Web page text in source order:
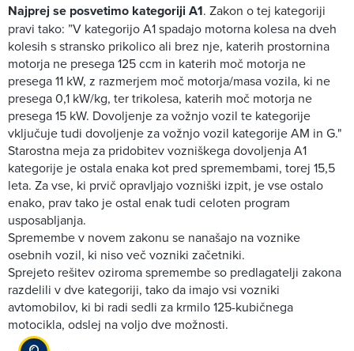
Najprej se posvetimo kategoriji A1. Zakon o tej kategoriji
pravi tako: ”V kategorijo A1 spadajo motorna kolesa na dveh
kolesih s stransko prikolico ali brez nje, katerih prostornina
motorja ne presega 125 ccm in katerih moč motorja ne
presega 11 kW, z razmerjem moč motorja/masa vozila, ki ne
presega 0,1 kW/kg, ter trikolesa, katerih moč motorja ne
presega 15 kW. Dovoljenje za vožnjo vozil te kategorije
vključuje tudi dovoljenje za vožnjo vozil kategorije AM in G."
Starostna meja za pridobitev vozniškega dovoljenja A1
kategorije je ostala enaka kot pred spremembami, torej 15,5
leta. Za vse, ki prvič opravljajo vozniški izpit, je vse ostalo
enako, prav tako je ostal enak tudi celoten program
usposabljanja.
Spremembe v novem zakonu se nanašajo na voznike
osebnih vozil, ki niso več vozniki začetniki.
Sprejeto rešitev oziroma spremembe so predlagatelji zakona
razdelili v dve kategoriji, tako da imajo vsi vozniki
avtomobilov, ki bi radi sedli za krmilo 125-kubičnega
motocikla, odslej na voljo dve možnosti.